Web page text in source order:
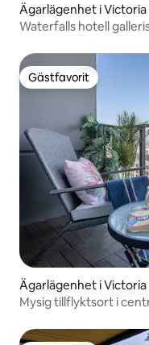
Ägarlägenhet i Victoria
Waterfalls hotell
Gästfavorit
Gästfavorit
Ägarlägenhet i Victoria
Mysig tillflyktsort i